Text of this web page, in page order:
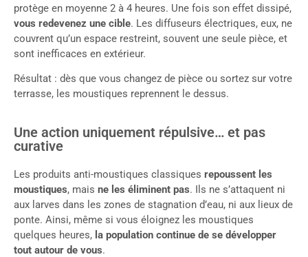
protège en moyenne 2 à 4 heures. Une fois son effet dissipé,
vous redevenez une cible. Les diffuseurs électriques, eux, ne
couvrent qu’un espace restreint, souvent une seule pièce, et
sont inefficaces en extérieur.
Résultat : dès que vous changez de pièce ou sortez sur votre
terrasse, les moustiques reprennent le dessus.
Une action uniquement répulsive… et pas
curative
Les produits anti-moustiques classiques repoussent les
moustiques, mais ne les éliminent pas. Ils ne s’attaquent ni
aux larves dans les zones de stagnation d’eau, ni aux lieux de
ponte. Ainsi, même si vous éloignez les moustiques
quelques heures, la population continue de se développer
tout autour de vous.